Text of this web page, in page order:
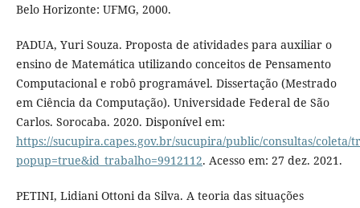
Belo Horizonte: UFMG, 2000.
PADUA, Yuri Souza. Proposta de atividades para auxiliar o
ensino de Matemática utilizando conceitos de Pensamento
Computacional e robô programável. Dissertação (Mestrado
em Ciência da Computação). Universidade Federal de São
Carlos. Sorocaba. 2020. Disponível em:
https://sucupira.capes.gov.br/sucupira/public/consultas/coleta/
popup=true&id_trabalho=9912112. Acesso em: 27 dez. 2021.
PETINI, Lidiani Ottoni da Silva. A teoria das situações